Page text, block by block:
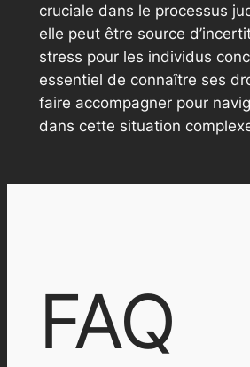
cruciale dans le processus
elle peut être source
stress pour les individus
essentiel de connaître ses
faire accompagner pour
dans cette situation
FAQ